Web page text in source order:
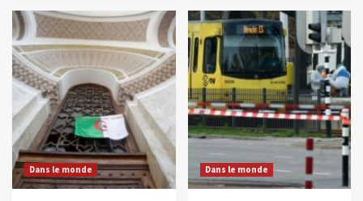
Dans le monde Dans le monde